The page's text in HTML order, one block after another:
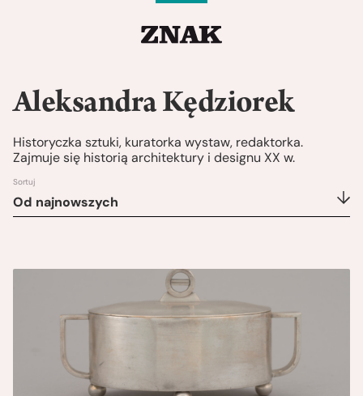
Aleksandra Kędziorek
Historyczka sztuki, kuratorka wystaw, redaktorka.
Zajmuje się historią architektury i designu XX w.
Sortuj
Od najnowszych